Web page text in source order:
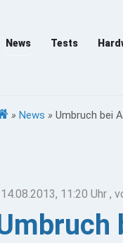
News Tests
» News » Umbruch bei
14.08.2013, 11:20 Uhr ,